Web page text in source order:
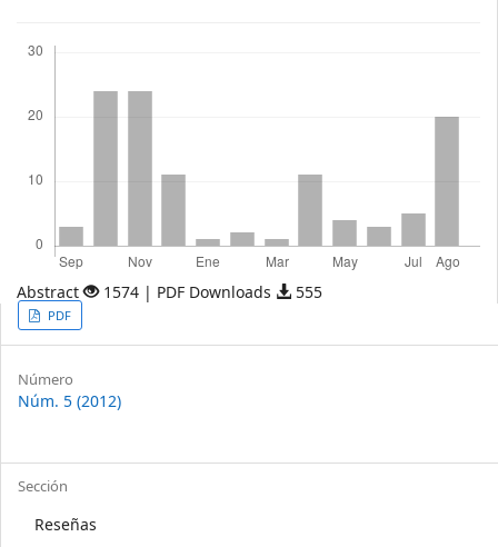
Abstract 1574 | PDF Downloads 555
Article
Sidebar
PDF
Article
Details
Número
Núm. 5 (2012)
Sección
Reseñas